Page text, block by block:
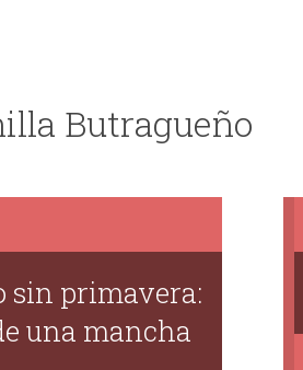
Butragueño
sin primavera:
una mancha